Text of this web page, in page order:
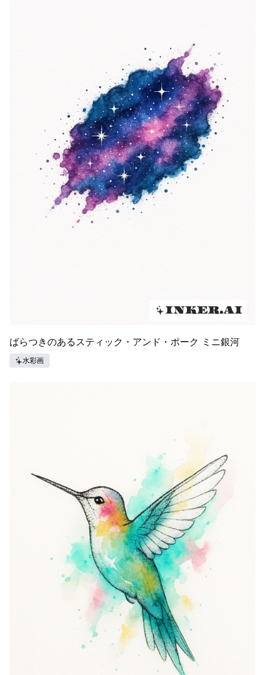
ばらつきのあるスティック・アンド・ポーク ミニ銀河
水彩画